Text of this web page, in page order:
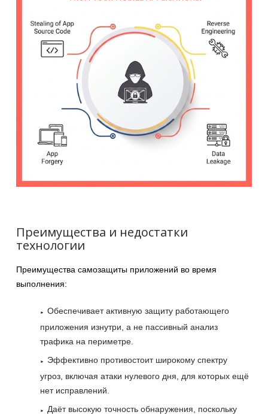
Преимущества и недостатки
технологии
Преимущества самозащиты приложений во время
выполнения:
Обеспечивает активную защиту работающего
приложения изнутри, а не пассивный анализ
трафика на периметре.
Эффективно противостоит широкому спектру
угроз, включая атаки нулевого дня, для которых ещё
нет исправлений.
Даёт высокую точность обнаружения, поскольку